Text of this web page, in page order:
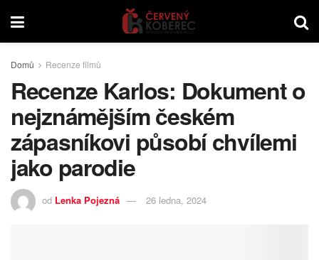
Domů Recenze filmů
Recenze Karlos: Dokument o
nejznámějším českém
zápasníkovi působí chvílemi
jako parodie
od Lenka Pojezná 26 ledna, 2024